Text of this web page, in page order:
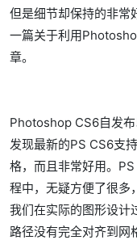
但是细节却保持的非常
一篇关于利用
章。
Photoshop CS6自发
发现最新的PS CS6支
格，而且非常好用。
程中，无疑方便了很多
我们在实际的图形设计
路径没有完全对齐到网